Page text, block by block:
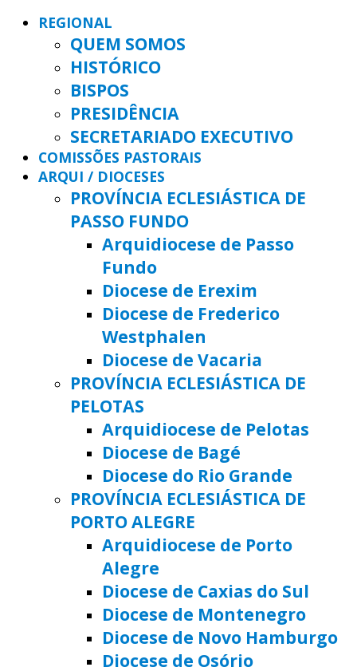
REGIONAL
QUEM SOMOS
HISTÓRICO
BISPOS
PRESIDÊNCIA
SECRETARIADO EXECUTIVO
COMISSÕES PASTORAIS
ARQUI / DIOCESES
PROVÍNCIA ECLESIÁSTICA DE
PASSO FUNDO
Arquidiocese de Passo
Fundo
Diocese de Erexim
Diocese de Frederico
Westphalen
Diocese de Vacaria
PROVÍNCIA ECLESIÁSTICA DE
PELOTAS
Arquidiocese de Pelotas
Diocese de Bagé
Diocese do Rio Grande
PROVÍNCIA ECLESIÁSTICA DE
PORTO ALEGRE
Arquidiocese de Porto
Alegre
Diocese de Caxias do Sul
Diocese de Montenegro
Diocese de Novo Hamburgo
Diocese de Osório